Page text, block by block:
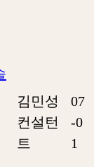
김민성
컨설턴
트
07
-0
1